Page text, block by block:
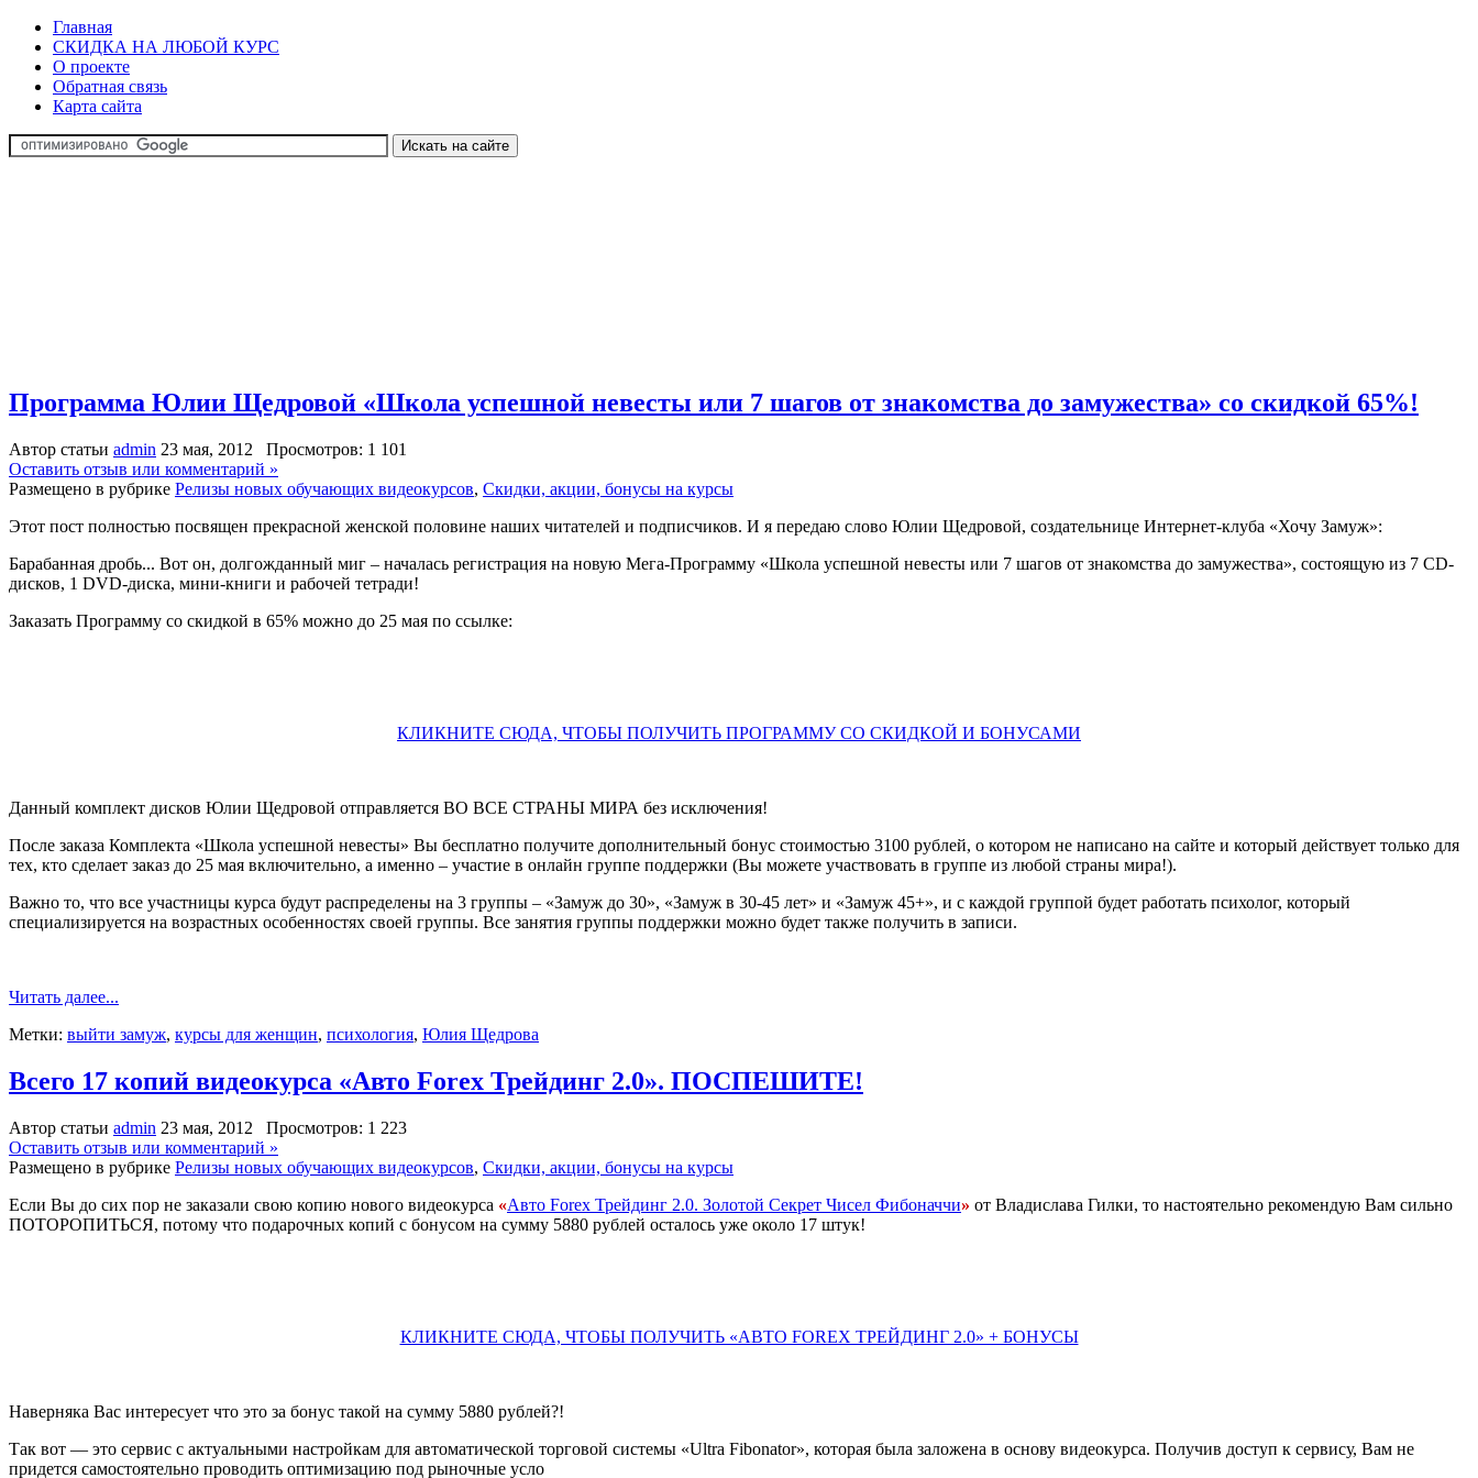
Главная
СКИДКА НА ЛЮБОЙ КУРС
О проекте
Обратная связь
Карта сайта
Программа Юлии Щедровой «Школа успешной невесты или 7 шагов от знакомства до замужества» со скидкой 65%!
Автор статьи admin 23 мая, 2012 Просмотров: 1 101
Оставить отзыв или комментарий »
Размещено в рубрике Релизы новых обучающих видеокурсов, Скидки, акции, бонусы на курсы
Этот пост полностью посвящен прекрасной женской половине наших читателей и подписчиков. И я передаю слово Юлии Щедровой, создательнице Интернет-клуба «Хочу Замуж»:
Барабанная дробь... Вот он, долгожданный миг – началась регистрация на новую Мега-Программу «Школа успешной невесты или 7 шагов от знакомства до замужества», состоящую из 7 CD-
дисков, 1 DVD-диска, мини-книги и рабочей тетради!
Заказать Программу со скидкой в 65% можно до 25 мая по ссылке:
КЛИКНИТЕ СЮДА, ЧТОБЫ ПОЛУЧИТЬ ПРОГРАММУ СО СКИДКОЙ И БОНУСАМИ
Данный комплект дисков Юлии Щедровой отправляется ВО ВСЕ СТРАНЫ МИРА без исключения!
После заказа Комплекта «Школа успешной невесты» Вы бесплатно получите дополнительный бонус стоимостью 3100 рублей, о котором не написано на сайте и который действует только для
тех, кто сделает заказ до 25 мая включительно, а именно – участие в онлайн группе поддержки (Вы можете участвовать в группе из любой страны мира!).
Важно то, что все участницы курса будут распределены на 3 группы – «Замуж до 30», «Замуж в 30-45 лет» и «Замуж 45+», и с каждой группой будет работать психолог, который
специализируется на возрастных особенностях своей группы. Все занятия группы поддержки можно будет также получить в записи.
Читать далее...
Метки: выйти замуж, курсы для женщин, психология, Юлия Щедрова
Всего 17 копий видеокурса «Авто Forex Трейдинг 2.0». ПОСПЕШИТЕ!
Автор статьи admin 23 мая, 2012 Просмотров: 1 223
Оставить отзыв или комментарий »
Размещено в рубрике Релизы новых обучающих видеокурсов, Скидки, акции, бонусы на курсы
Если Вы до сих пор не заказали свою копию нового видеокурса «Авто Forex Трейдинг 2.0. Золотой Секрет Чисел Фибоначчи» от Владислава Гилки, то настоятельно рекомендую Вам сильно
ПОТОРОПИТЬСЯ, потому что подарочных копий с бонусом на сумму 5880 рублей осталось уже около 17 штук!
КЛИКНИТЕ СЮДА, ЧТОБЫ ПОЛУЧИТЬ «АВТО FOREX ТРЕЙДИНГ 2.0» + БОНУСЫ
Наверняка Вас интересует что это за бонус такой на сумму 5880 рублей?!
Так вот — это сервис с актуальными настройкам для автоматической торговой системы «Ultra Fibonator», которая была заложена в основу видеокурса. Получив доступ к сервису, Вам не
придется самостоятельно проводить оптимизацию под рыночные усло